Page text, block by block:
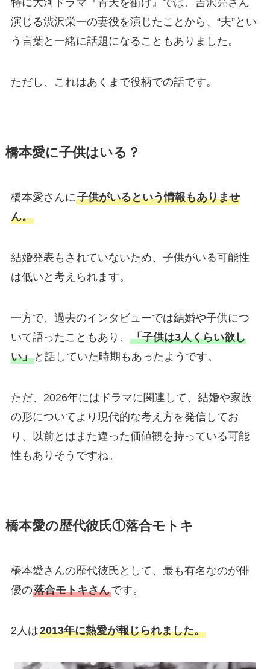
特に大河ドラマ『青天を衝け』では、吉沢亮さん
演じる渋沢栄一の妻役を演じたことから、“夫”とい
う言葉と一緒に話題になることもありました。
ただし、これはあくまで役柄での話です。
橋本愛に子供はいる？
橋本愛さんに子供がいるという情報もありませ
ん。
結婚発表もされていないため、子供がいる可能性
は低いと考えられます。
一方で、過去のインタビューでは結婚や子供につ
いて語ったこともあり、 「子供は3人くらい欲し
い」と話していた時期もあったようです。
ただ、2026年にはドラマに関連して、結婚や家族
の形についてより現代的な考え方を発信してお
り、以前とはまた違った価値観を持っている可能
性もありそうですね。
橋本愛の歴代彼氏①落合モトキ
橋本愛さんの歴代彼氏として、最も有名なのが俳
優の落合モトキさんです。
2人は2013年に熱愛が報じられました。